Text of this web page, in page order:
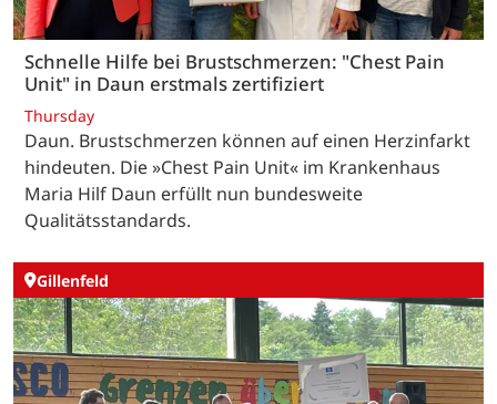
Schnelle Hilfe bei Brustschmerzen: "Chest Pain
Unit" in Daun erstmals zertifiziert
Thursday
Daun. Brustschmerzen können auf einen Herzinfarkt
hindeuten. Die »Chest Pain Unit« im Krankenhaus
Maria Hilf Daun erfüllt nun bundesweite
Qualitätsstandards.
Gillenfeld